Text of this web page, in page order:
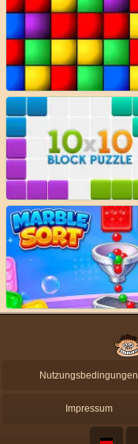
Nutzungsbedingungen
Impressum